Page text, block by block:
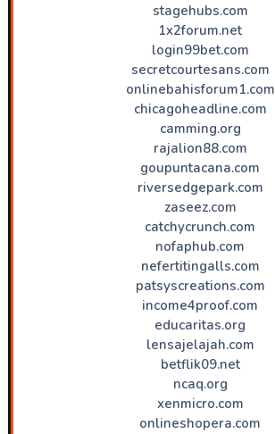
stagehubs.com
1x2forum.net
login99bet.com
secretcourtesans.com
onlinebahisforum1.com
chicagoheadline.com
camming.org
rajalion88.com
goupuntacana.com
riversedgepark.com
zaseez.com
catchycrunch.com
nofaphub.com
nefertitingalls.com
patsyscreations.com
income4proof.com
educaritas.org
lensajelajah.com
betflik09.net
ncaq.org
xenmicro.com
onlineshopera.com